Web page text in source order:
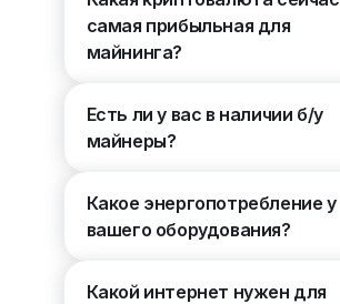
самая прибыльная для
майнинга?
Есть ли у вас в наличии б/у
майнеры?
Какое энергопотребление у
вашего оборудования?
Какой интернет нужен для